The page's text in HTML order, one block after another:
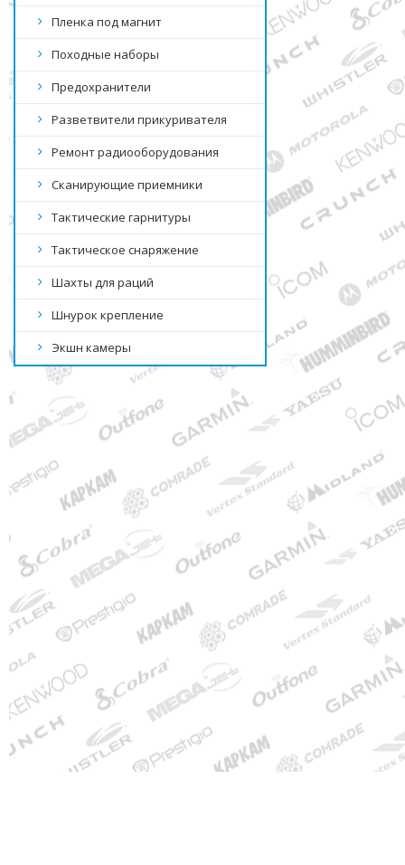
Пленка под магнит
Походные наборы
Предохранители
Разветвители прикуривателя
Ремонт радиооборудования
Сканирующие приемники
Тактические гарнитуры
Тактическое снаряжение
Шахты для раций
Шнурок крепление
Экшн камеры